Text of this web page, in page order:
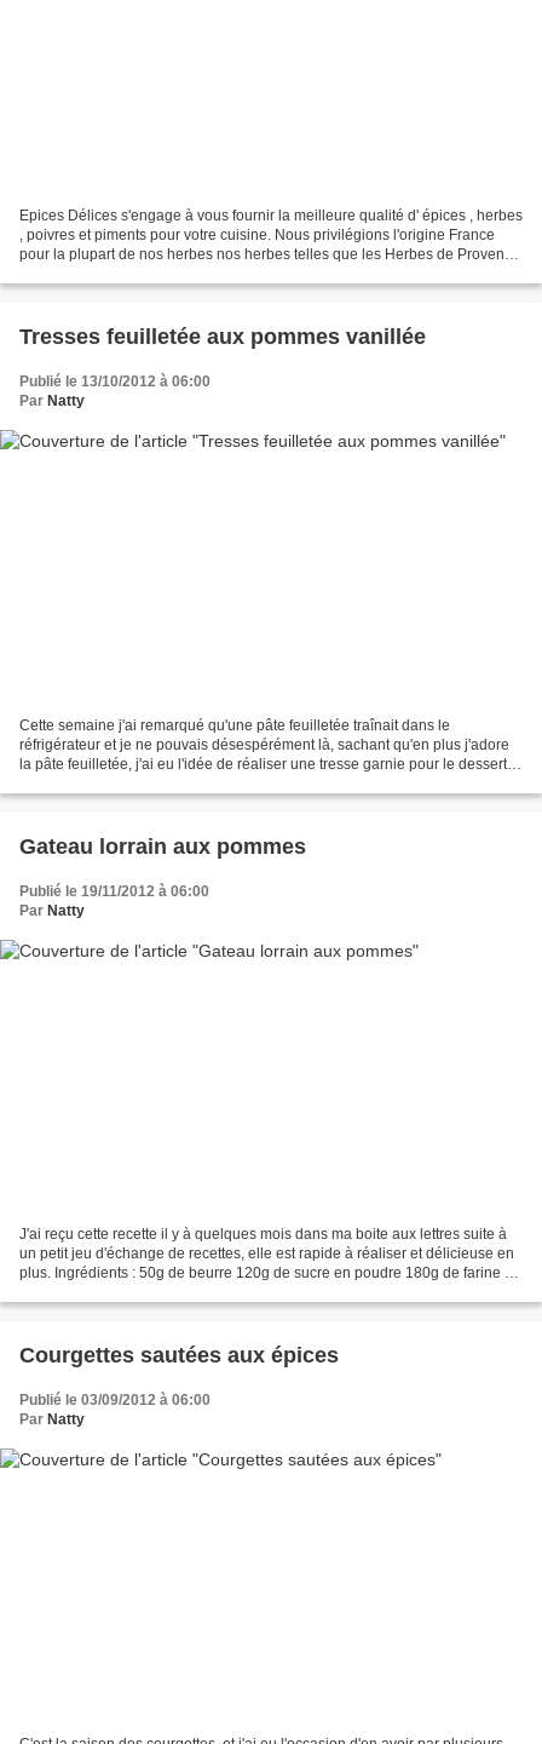
Epices Délices s'engage à vous fournir la meilleure qualité d' épices , herbes
, poivres et piments pour votre cuisine. Nous privilégions l'origine France
pour la plupart de nos herbes nos herbes telles que les Herbes de Provence
Tresses feuilletée aux pommes vanillée
Publié le 13/10/2012 à 06:00
Par Natty
Cette semaine j'ai remarqué qu'une pâte feuilletée traînait dans le
réfrigérateur et je ne pouvais désespérément là, sachant qu'en plus j'adore
la pâte feuilletée, j'ai eu l'idée de réaliser une tresse garnie pour le dessert
Gateau lorrain aux pommes
Publié le 19/11/2012 à 06:00
Par Natty
J'ai reçu cette recette il y à quelques mois dans ma boite aux lettres suite à
un petit jeu d'échange de recettes, elle est rapide à réaliser et délicieuse en
plus. Ingrédients : 50g de beurre 120g de sucre en poudre 180g de farine 3
Courgettes sautées aux épices
Publié le 03/09/2012 à 06:00
Par Natty